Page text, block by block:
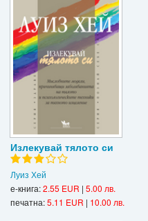
Излекувай тялото си
Луиз Хей
е-книга:2.55 EUR | 5.00 лв.
печатна:5.11 EUR | 10.00 лв.